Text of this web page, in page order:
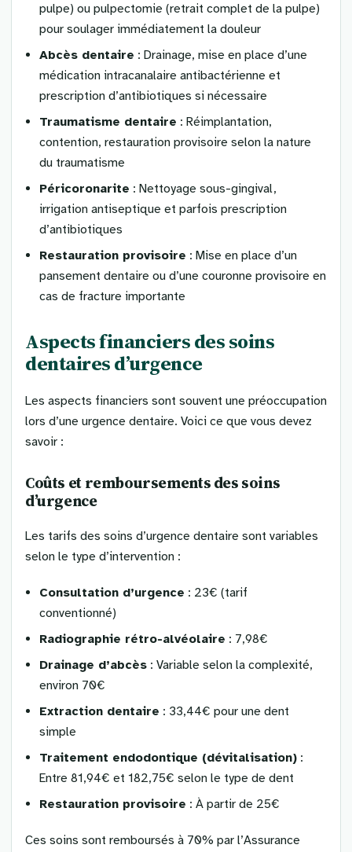
pulpe) ou pulpectomie (retrait complet de la pulpe)
pour soulager immédiatement la douleur
Abcès dentaire : Drainage, mise en place d’une
médication intracanalaire antibactérienne et
prescription d’antibiotiques si nécessaire
Traumatisme dentaire : Réimplantation,
contention, restauration provisoire selon la nature
du traumatisme
Péricoronarite : Nettoyage sous-gingival,
irrigation antiseptique et parfois prescription
d’antibiotiques
Restauration provisoire : Mise en place d’un
pansement dentaire ou d’une couronne provisoire en
cas de fracture importante
Aspects financiers des soins
dentaires d’urgence
Les aspects financiers sont souvent une préoccupation
lors d’une urgence dentaire. Voici ce que vous devez
savoir :
Coûts et remboursements des soins
d’urgence
Les tarifs des soins d’urgence dentaire sont variables
selon le type d’intervention :
Consultation d’urgence : 23€ (tarif
conventionné)
Radiographie rétro-alvéolaire : 7,98€
Drainage d’abcès : Variable selon la complexité,
environ 70€
Extraction dentaire : 33,44€ pour une dent
simple
Traitement endodontique (dévitalisation) :
Entre 81,94€ et 182,75€ selon le type de dent
Restauration provisoire : À partir de 25€
Ces soins sont remboursés à 70% par l’Assurance